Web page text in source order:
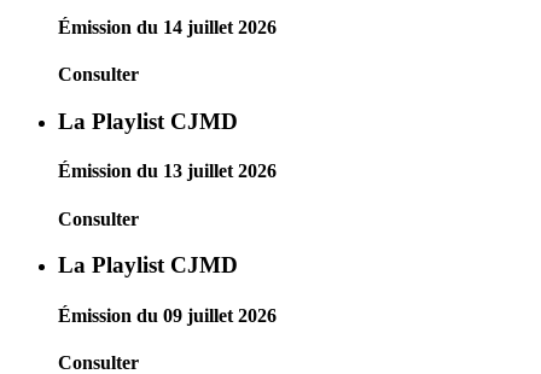
Émission du 14 juillet 2026
Consulter
La Playlist CJMD
Émission du 13 juillet 2026
Consulter
La Playlist CJMD
Émission du 09 juillet 2026
Consulter